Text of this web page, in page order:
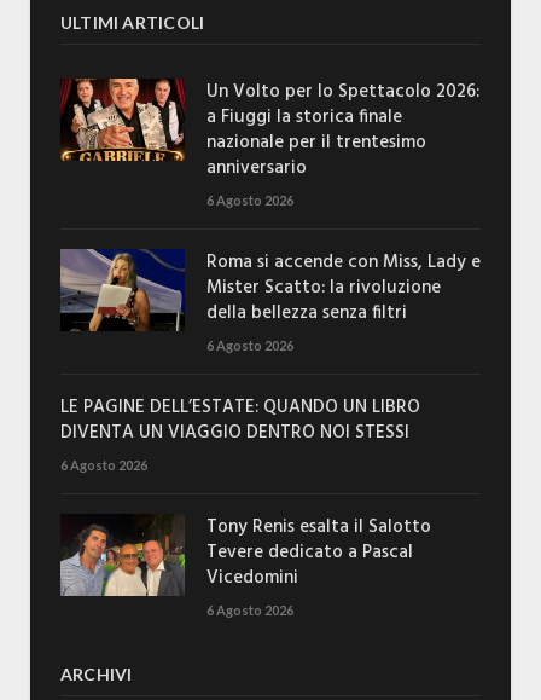
ULTIMI ARTICOLI
Un Volto per lo Spettacolo 2026:
a Fiuggi la storica finale
nazionale per il trentesimo
anniversario
6 Agosto 2026
Roma si accende con Miss, Lady e
Mister Scatto: la rivoluzione
della bellezza senza filtri
6 Agosto 2026
LE PAGINE DELL’ESTATE: QUANDO UN LIBRO
DIVENTA UN VIAGGIO DENTRO NOI STESSI
6 Agosto 2026
Tony Renis esalta il Salotto
Tevere dedicato a Pascal
Vicedomini
6 Agosto 2026
ARCHIVI